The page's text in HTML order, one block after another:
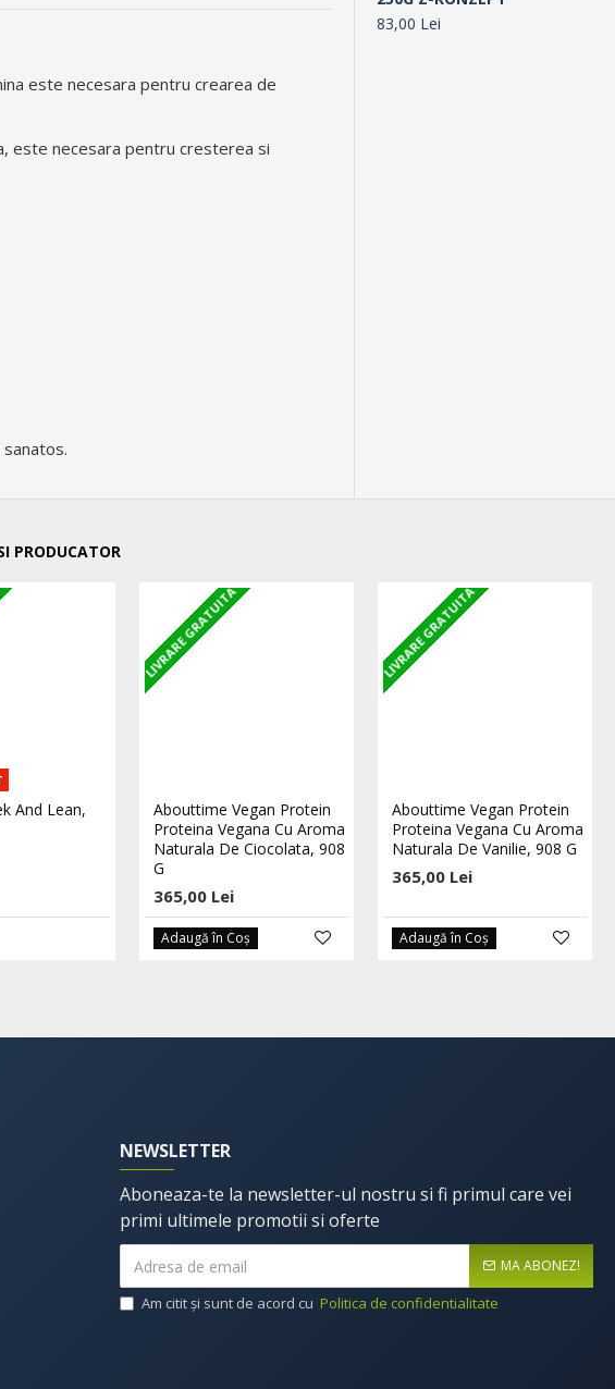
este necesara pentru crearea de
este necesara pentru cresterea si
83,00 Lei
Z-KONZEPT
LIVRARE GRATUITA
100% Proteina Pura Whey -
2000g - Banana Mango
646,00 Lei
PRODUCATOR
And Lean,
LIVRARE GRATUITA
Abouttime Vegan Protein
Proteina Vegana Cu Aroma
Naturala De Ciocolata, 908
G
365,00 Lei
Adaugă în Coş
LIVRARE GRATUITA
Abouttime Vegan Protein
Proteina Vegana Cu Aroma
Naturala De Vanilie, 908 G
365,00 Lei
Adaugă în Coş
NEWSLETTER
Aboneaza-te la newsletter-ul nostru si fi primul care vei
primi ultimele promotii si oferte
MA ABONEZ!
Am citit şi sunt de acord cu Politica de confidentialitate